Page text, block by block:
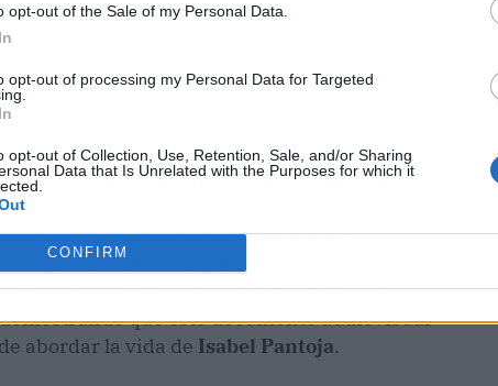
opt-out of the Sale of my Personal Data.
opt-out of processing my Personal Data for Targeted
opt-out of Collection, Use, Retention, Sale, and/or Sharing
Data that Is Unrelated with the Purposes for which it
CONFIRM
Mediaset no ha entrado en solitario. La cadena
con el testimonio presencial de figuras
Rostros tan conocidos como Canales
Lapiedra han acompañado a las cámaras en
recreando episodios muy oscuros del
que este documento audiovisual
abordar la vida de Isabel Pantoja.